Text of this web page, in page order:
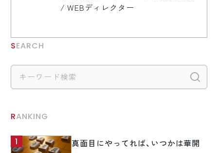
/ WEBディレクター
SEARCH
RANKING
真面目にやってれば、いつかは華開